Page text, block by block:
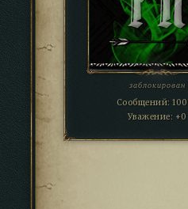
заблокирован
Сообщений:
Уважение: +0